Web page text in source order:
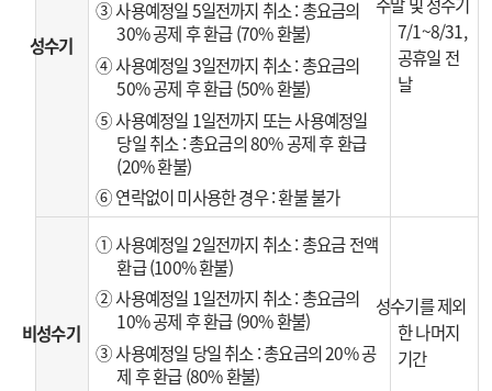
성수기
③ 사용예정일 5일전까지 취소 : 총요금의
30% 공제 후 환급 (70% 환불)
④ 사용예정일 3일전까지 취소 : 총요금의
50% 공제 후 환급 (50% 환불)
⑤ 사용예정일 1일전까지 또는 사용예정일
당일 취소 : 총요금의 80% 공제 후 환급
(20% 환불)
⑥ 연락없이 미사용한 경우 : 환불 불가
7/1~8/31,
공휴일 전
날
비성수기
① 사용예정일 2일전까지 취소 : 총요금 전액
환급 (100% 환불)
② 사용예정일 1일전까지 취소 : 총요금의
10% 공제 후 환급 (90% 환불)
③ 사용예정일 당일 취소 : 총요금의 20% 공
제 후 환급 (80% 환불)
성수기를 제외
한 나머지
기간